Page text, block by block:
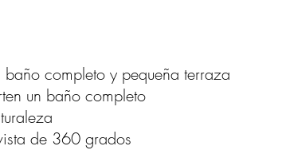
completo y pequeña terraza
un baño completo
de 360 grados